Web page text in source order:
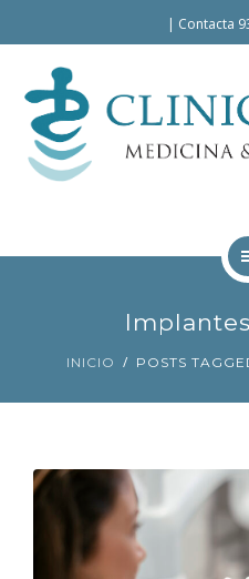
| Contacta
BLOG
CONTACTO
INICIO POSTS